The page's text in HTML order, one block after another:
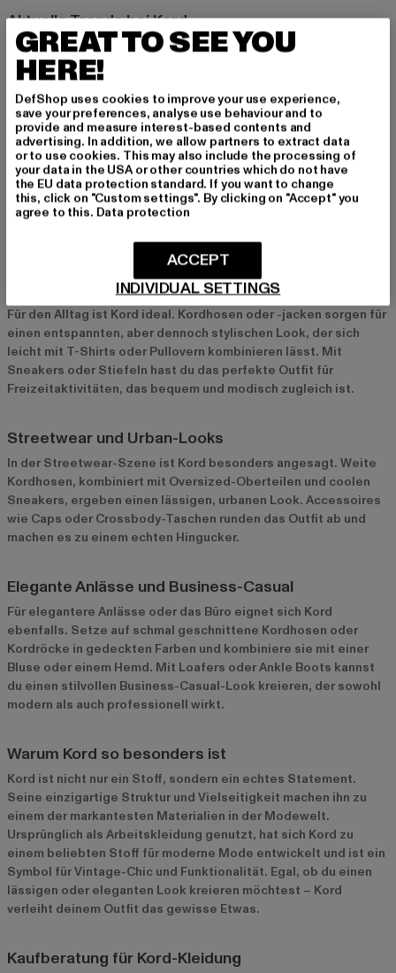
Aktuelle Trends bei Kord
Der Trend zu Kord setzt sich 2024 mit kräftigen Farben und
neuen Schnitten fort. Besonders beliebt sind Kordhosen in
leuchtenden Farben wie Rot, Blau oder Senfgelb, die dem
Outfit einen modernen Twist verleihen. Auch Cropped-
Kordjacken und Oversized-Kordhosen sind stark im Kommen
und kombinieren Retro-Vibes mit zeitgemäßen Silhouetten.
Nachhaltige Mode spielt ebenfalls eine große Rolle, weshalb
viele Marken Kordkleidung aus recycelten Materialien oder Bio-
Baumwolle anbieten. So kannst du nicht nur stylisch, sondern
auch umweltbewusst gekleidet sein.
Kord für verschiedene Anlässe
Freizeit und Alltag
Für den Alltag ist Kord ideal. Kordhosen oder -jacken sorgen für
einen entspannten, aber dennoch stylischen Look, der sich
leicht mit T-Shirts oder Pullovern kombinieren lässt. Mit
Sneakers oder Stiefeln hast du das perfekte Outfit für
Freizeitaktivitäten, das bequem und modisch zugleich ist.
Streetwear und Urban-Looks
In der Streetwear-Szene ist Kord besonders angesagt. Weite
Kordhosen, kombiniert mit Oversized-Oberteilen und coolen
Sneakers, ergeben einen lässigen, urbanen Look. Accessoires
wie Caps oder Crossbody-Taschen runden das Outfit ab und
machen es zu einem echten Hingucker.
Elegante Anlässe und Business-Casual
Für elegantere Anlässe oder das Büro eignet sich Kord
ebenfalls. Setze auf schmal geschnittene Kordhosen oder
Kordröcke in gedeckten Farben und kombiniere sie mit einer
Bluse oder einem Hemd. Mit Loafers oder Ankle Boots kannst
du einen stilvollen Business-Casual-Look kreieren, der sowohl
modern als auch professionell wirkt.
Warum Kord so besonders ist
Kord ist nicht nur ein Stoff, sondern ein echtes Statement.
Seine einzigartige Struktur und Vielseitigkeit machen ihn zu
einem der markantesten Materialien in der Modewelt.
Ursprünglich als Arbeitskleidung genutzt, hat sich Kord zu
einem beliebten Stoff für moderne Mode entwickelt und ist ein
Symbol für Vintage-Chic und Funktionalität. Egal, ob du einen
lässigen oder eleganten Look kreieren möchtest – Kord
verleiht deinem Outfit das gewisse Etwas.
Kaufberatung für Kord-Kleidung
GREAT TO SEE YOU
HERE!
DefShop uses cookies to improve your use experience,
save your preferences, analyse use behaviour and to
provide and measure interest-based contents and
advertising. In addition, we allow partners to extract data
or to use cookies. This may also include the processing of
your data in the USA or other countries which do not have
the EU data protection standard. If you want to change
this, click on "Custom settings". By clicking on "Accept" you
agree to this. Data protection
INDIVIDUAL SETTINGS
ACCEPT